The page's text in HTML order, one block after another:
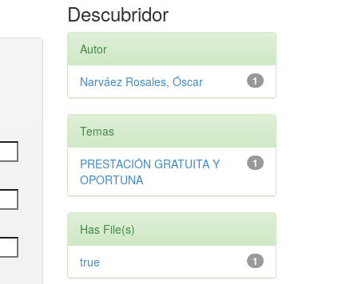
Descubridor
Autor
1
Narváez Rosales, Óscar
Temas
1
PRESTACIÓN GRATUITA Y
OPORTUNA
Has File(s)
1
true